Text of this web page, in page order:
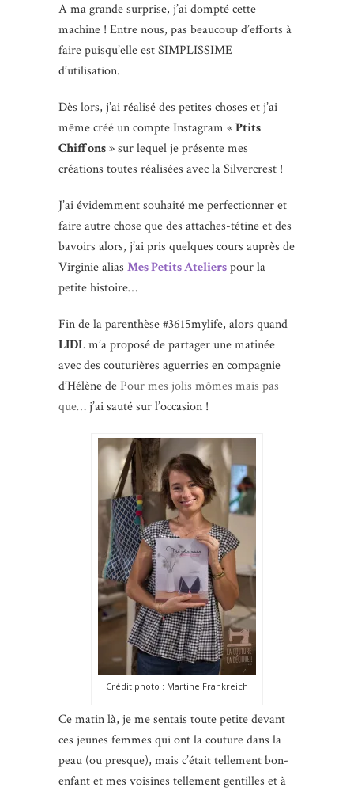
A ma grande surprise, j’ai dompté cette
machine ! Entre nous, pas beaucoup d’efforts à
faire puisqu’elle est SIMPLISSIME
d’utilisation.
Dès lors, j’ai réalisé des petites choses et j’ai
même créé un compte Instagram «Ptits
Chiffons» sur lequel je présente mes
créations toutes réalisées avec la Silvercrest !
J’ai évidemment souhaité me perfectionner et
faire autre chose que des attaches-tétine et des
bavoirs alors, j’ai pris quelques cours auprès de
Virginie alias Mes Petits Atelierspour la
petite histoire…
Fin de la parenthèse #3615mylife, alors quand
LIDLm’a proposé de partager une matinée
avec des couturières aguerries en compagnie
d’Hélène dePour mes jolis mômes mais pas
que…j’ai sauté sur l’occasion !
Crédit photo : Martine Frankreich
Ce matin là, je me sentais toute petite devant
ces jeunes femmes qui ont la couture dans la
peau (ou presque), mais c’était tellement bon-
enfant et mes voisines tellement gentilles et à